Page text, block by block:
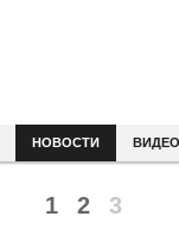
НОВОСТИ ВИДЕО
1 2 3